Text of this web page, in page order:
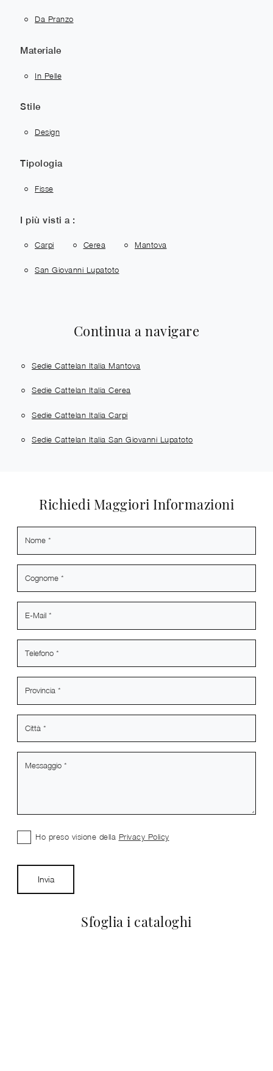
Da Pranzo
Materiale
In Pelle
Stile
Design
Tipologia
Fisse
I più visti a :
Carpi Cerea Mantova
San Giovanni Lupatoto
Continua a navigare
Sedie Cattelan Italia Mantova
Sedie Cattelan Italia Cerea
Sedie Cattelan Italia Carpi
Sedie Cattelan Italia San Giovanni Lupatoto
Sfoglia i cataloghi
Richiedi Maggiori Informazioni
Ho preso visione della Privacy Policy
Invia